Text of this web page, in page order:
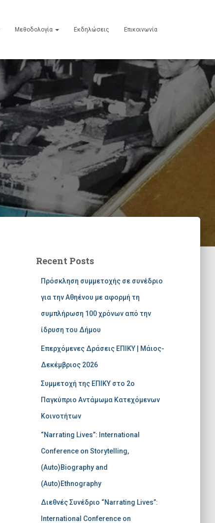
Μεθοδολογία Εκδηλώσεις Επικοινωνία
Recent Posts
Πρόσκληση συμμετοχής σε συνέδριο
για την Αθηένου με αφορμή τη
συμπλήρωση 100 χρόνων από την
ίδρυση του Δήμου
Επερχόμενες Δράσεις ΕΠΙΚΥ | Μάιος-
Δεκέμβριος 2026
Συμμετοχή της ΕΠΙΚΥ στο 2ο
Παγκύπριο Αντάμωμα Κατεχόμενων
Κοινοτήτων
“Narrating Lives”: International
Conference on Storytelling,
(Auto)Biography and
(Auto)Ethnography
Διεθνές Συνέδριο “Narrating Lives”:
International Conference on